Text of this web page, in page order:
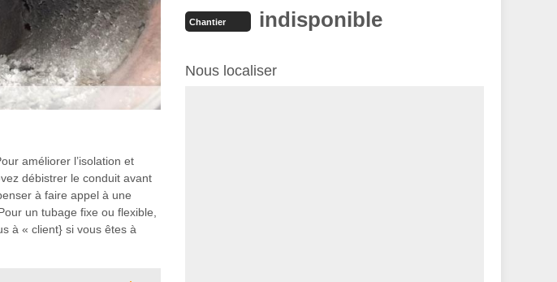
améliorer l’isolation et
débistrer le conduit avant
à faire appel à une
un tubage fixe ou flexible,
à « client} si vous êtes à
Chantier indisponible
Nous localiser